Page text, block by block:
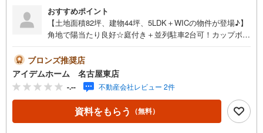
おすすめポイント
【土地面積82坪、建物44坪、5LDK＋WICの物件が登場♪】
角地で陽当たり良好☆庭付き＋並列駐車2台可！カップボー
い合わせお待ちしております☆＼日進市東山7丁目/当日の
ご来店・ご見学、大歓迎♪【充実】5LDK、土地82坪、和
室、庭、WIC、カップボード、食洗機、温水洗浄便座、駐
車2台 グリル、シャワー、追焚機能、全居室収納、
温水洗浄便座、システムキッチン■名鉄豊田線「日進」駅
徒歩16分（約1260m）■梨の木小学校:徒歩13分（約1030
ブロンズ推奨店
アイデムホーム 名古屋東店
-.-- 不動産会社レビュー 2件
資料をもらう （無料）